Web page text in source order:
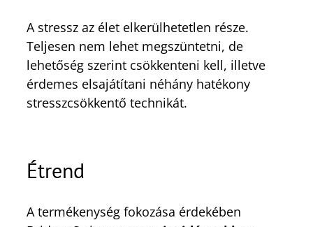
A stressz az élet elkerülhetetlen része.
Teljesen nem lehet megszüntetni, de
lehetőség szerint csökkenteni kell, illetve
érdemes elsajátítani néhány hatékony
stresszcsökkentő technikát.
Étrend
A termékenység fokozása érdekében